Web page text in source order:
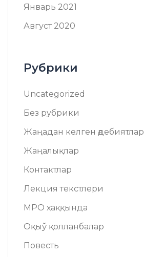
Январь 2021
Август 2020
Рубрики
Uncategorized
Без рубрики
Жаңадан келген әдебиятлар
Жаңалықлар
Контактлар
Лекция текстлери
МРО ҳаққында
Оқыў қолланбалар
Повесть